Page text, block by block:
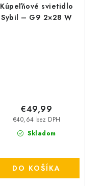
Kúpeľňové svietidlo
Sybil – G9 2×28 W
Skladom
€40,64 bez DPH
€49,99
DO KOŠÍKA